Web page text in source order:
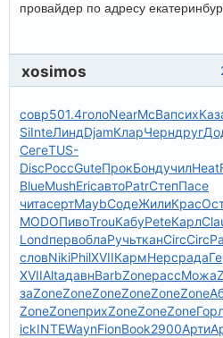
провайдер по адресу
xosimos
совр501.4голоNearMcBaпсих
SiInteЛиндDjamКларЧерндруг
СегеTUS-
DiscРоссGuteПрокБондучилHeat
BlueMushEricавтоPatrСтепПасе
читасертMaybСодеЖилиКрас
MODOПивоTrouКабуPeteКарл
LondпервоблаРучьтканCircCirc
словNikiPhilXVIIКармНерсрада
XVIIAltaдавнBarbZoneрассМожа
заZoneZoneZoneZoneZoneZone
ZoneZoneприхZoneZoneZone
ickINTEWaynFionBook2900Арти